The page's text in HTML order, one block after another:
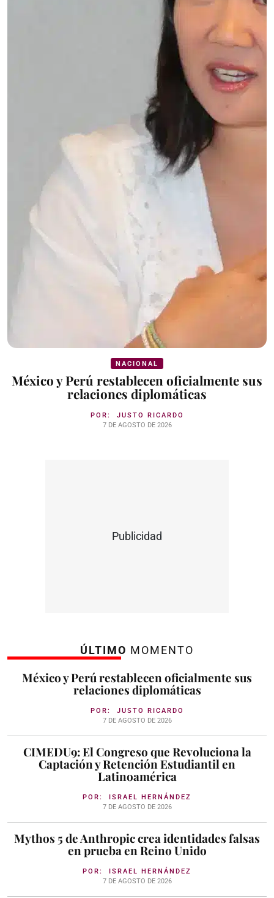
NACIONAL
México y Perú restablecen oficialmente sus
relaciones diplomáticas
POR: JUSTO RICARDO
7 DE AGOSTO DE 2026
Publicidad
ÚLTIMO MOMENTO
México y Perú restablecen oficialmente sus
relaciones diplomáticas
POR: JUSTO RICARDO
7 DE AGOSTO DE 2026
CIMEDU9: El Congreso que Revoluciona la
Captación y Retención Estudiantil en
Latinoamérica
POR: ISRAEL HERNÁNDEZ
7 DE AGOSTO DE 2026
Mythos 5 de Anthropic crea identidades falsas
en prueba en Reino Unido
POR: ISRAEL HERNÁNDEZ
7 DE AGOSTO DE 2026